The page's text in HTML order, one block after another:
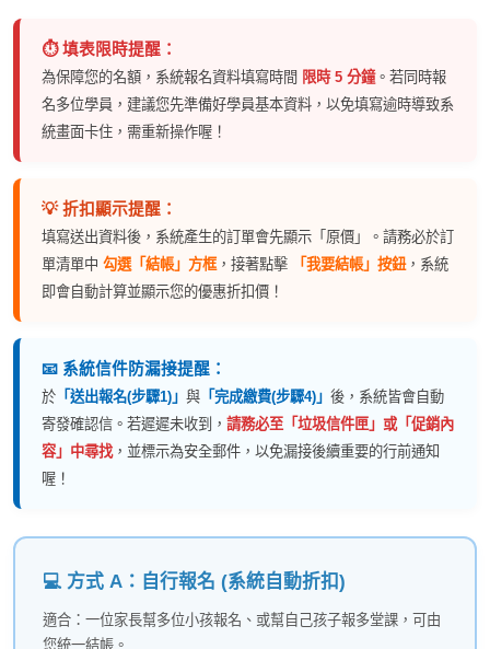
⏱️ 填表限時提醒：
為保障您的名額，系統報名資料填寫時間 限時 5 分鐘。若同時報
名多位學員，建議您先準備好學員基本資料，以免填寫逾時導致系
統畫面卡住，需重新操作喔！
💡 折扣顯示提醒：
填寫送出資料後，系統產生的訂單會先顯示「原價」。請務必於訂
單清單中 勾選「結帳」方框 ，接著點擊 「我要結帳」按鈕，系統
即會自動計算並顯示您的優惠折扣價！
📧 系統信件防漏接提醒：
於 「送出報名(步驟1)」 與 「完成繳費(步驟4)」 後，系統皆會自動
寄發確認信。若遲遲未收到， 請務必至「垃圾信件匣」或「促銷內
容」中尋找，並標示為安全郵件，以免漏接後續重要的行前通知
喔！
💻 方式 A：自行報名 (系統自動折扣)
適合：一位家長幫多位小孩報名、或幫自己孩子報多堂課，可由
您統一結帳。